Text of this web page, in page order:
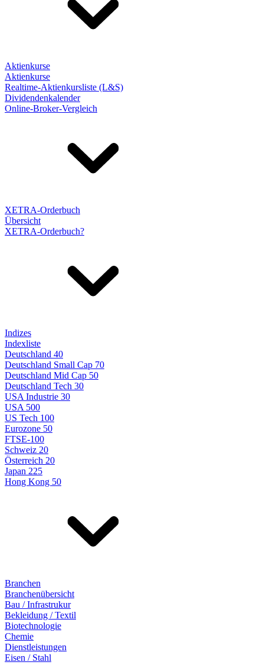
Aktienkurse
Aktienkurse
Realtime-Aktienkursliste (L&S)
Dividendenkalender
Online-Broker-Vergleich
XETRA-Orderbuch
Übersicht
XETRA-Orderbuch?
Indizes
Indexliste
Deutschland 40
Deutschland Small Cap 70
Deutschland Mid Cap 50
Deutschland Tech 30
USA Industrie 30
USA 500
US Tech 100
Eurozone 50
FTSE-100
Schweiz 20
Österreich 20
Japan 225
Hong Kong 50
Branchen
Branchenübersicht
Bau / Infrastrukur
Bekleidung / Textil
Biotechnologie
Chemie
Dienstleistungen
Eisen / Stahl